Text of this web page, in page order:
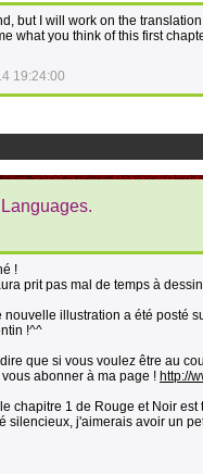
but I will work on the
what you think of this first
19:24:00
!
prit pas mal de temps à
nouvelle illustration a été posté
!^^
que si vous voulez être au
abonner à ma page ! http://
chapitre 1 de Rouge et Noir
silencieux, j'aimerais avoir un